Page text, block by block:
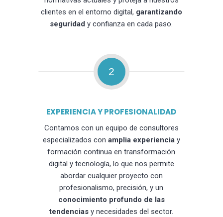
clientes en el entorno digital, garantizando
seguridad y confianza en cada paso.
2
EXPERIENCIA Y PROFESIONALIDAD
Contamos con un equipo de consultores
especializados con amplia experienciay
formación continua en transformación
digital y tecnología, lo que nos permite
abordar cualquier proyecto con
profesionalismo, precisión, y un
conocimiento profundo de las
tendencias y necesidades del sector.